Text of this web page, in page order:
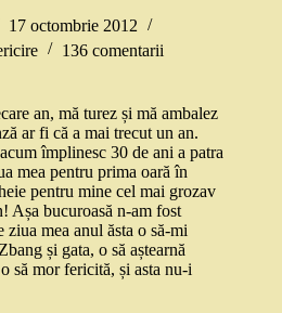
17 octombrie 2012
136 comentarii
an, mă turez și mă ambalez
ar fi că a mai trecut un an.
împlinesc 30 de ani a patra
mea pentru prima oară în
pentru mine cel mai grozav
Așa bucuroasă n-am fost
mea anul ăsta o să-mi
și gata, o să aștearnă
să mor fericită, și asta nu-i